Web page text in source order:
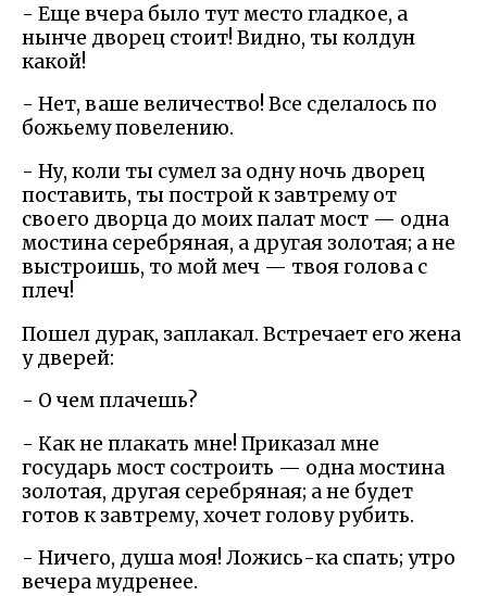
- Еще вчера было тут место гладкое, а
нынче дворец стоит! Видно, ты колдун
какой!
- Нет, ваше величество! Все сделалось по
божьему повелению.
- Ну, коли ты сумел за одну ночь дворец
поставить, ты построй к завтрему от
своего дворца до моих палат мост — одна
мостина серебряная, а другая золотая; а не
выстроишь, то мой меч — твоя голова с
плеч!
Пошел дурак, заплакал. Встречает его жена
у дверей:
- О чем плачешь?
- Как не плакать мне! Приказал мне
государь мост состроить — одна мостина
золотая, другая серебряная; а не будет
готов к завтрему, хочет голову рубить.
- Ничего, душа моя! Ложись-ка спать; утро
вечера мудренее.